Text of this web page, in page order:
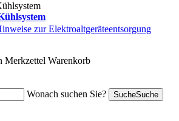
zur Elektroaltgeräteentsorgung
Merkzettel Warenkorb
Wonach suchen Sie?
SucheSuche